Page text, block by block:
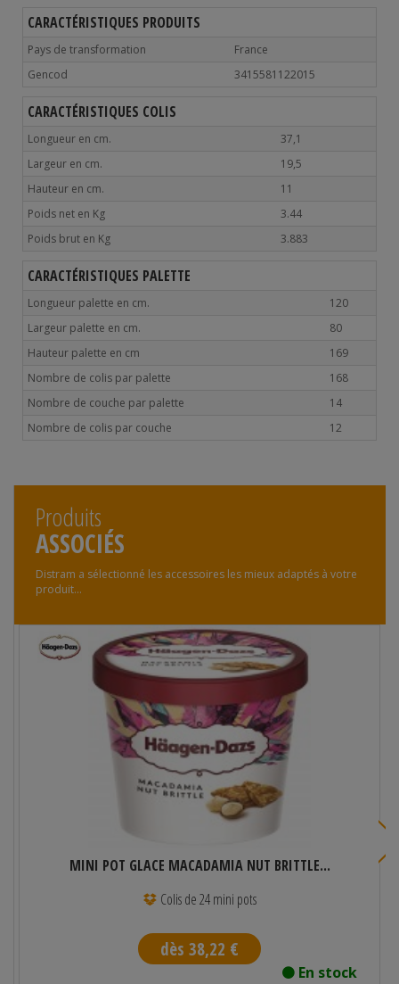
CARACTÉRISTIQUES PRODUITS
Pays de transformation
France
Gencod
3415581122015
CARACTÉRISTIQUES COLIS
Longueur en cm.
37,1
Largeur en cm.
19,5
Hauteur en cm.
11
Poids net en Kg
3.44
Poids brut en Kg
3.883
CARACTÉRISTIQUES PALETTE
Longueur palette en cm.
120
Largeur palette en cm.
80
Hauteur palette en cm
169
Nombre de colis par palette
168
Nombre de couche par palette
14
Nombre de colis par couche
12
Produits
ASSOCIÉS
Distram a sélectionné les accessoires les mieux adaptés à votre
produit...
MINI POT GLACE MACADAMIA NUT BRITTLE...
Colis de 24 mini pots
dès 38,22 €
En stock